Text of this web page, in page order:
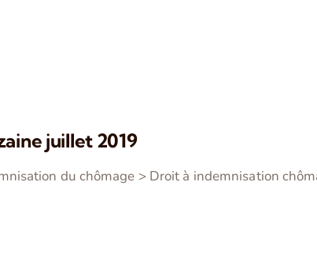
juillet 2019
du chômage > Droit à indemnisation